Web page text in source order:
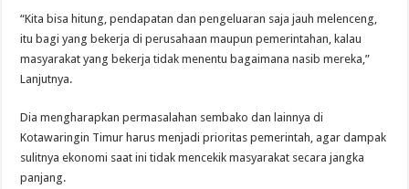
“Kita bisa hitung, pendapatan dan pengeluaran saja jauh melenceng,
itu bagi yang bekerja di perusahaan maupun pemerintahan, kalau
masyarakat yang bekerja tidak menentu bagaimana nasib mereka,”
Lanjutnya.
Dia mengharapkan permasalahan sembako dan lainnya di
Kotawaringin Timur harus menjadi prioritas pemerintah, agar dampak
sulitnya ekonomi saat ini tidak mencekik masyarakat secara jangka
panjang.